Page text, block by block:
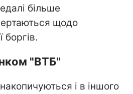
більше
щодо
боргів.
"ВТБ"
і в іншого